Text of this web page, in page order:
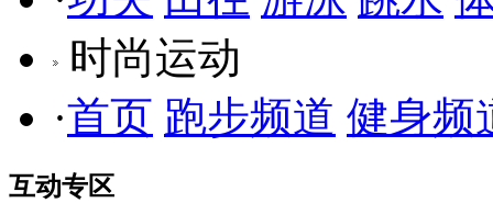
时尚运动
·首页 跑步频道 健身频
互动专区